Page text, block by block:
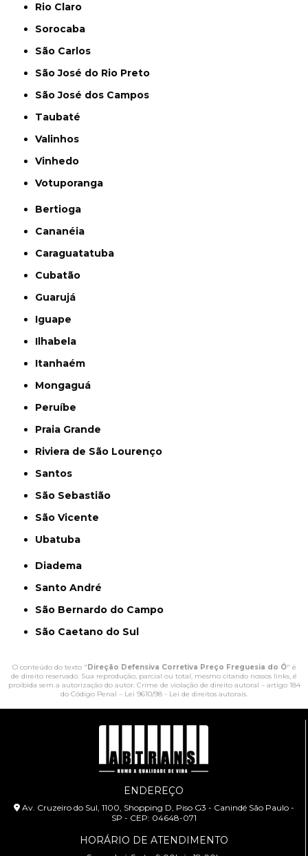
Rio Claro
Sorocaba
São Carlos
São José do Rio Preto
São José dos Campos
Taubaté
Valinhos
Vinhedo
Votuporanga
Bertioga
Cananéia
Caraguatatuba
Cubatão
Guarujá
Iguape
Ilhabela
Itanhaém
Mongaguá
Peruíbe
Praia Grande
Riviera de São Lourenço
Santos
São Sebastião
São Vicente
Ubatuba
Diadema
Santo André
São Bernardo do Campo
São Caetano do Sul
O conteúdo do texto " Direção Defensiva Corretiva Preço Freguesia do Ó" é
de direito reservado. Sua reprodução, parcial ou total, mesmo citando nossos links, é
proibida sem a autorização do autor. Crime de violação de direito autoral – artigo 184
do Código Penal – Lei 9610/98 - Lei de direitos autorais.
ENDEREÇO
Av. Cruzeiro do Sul, 1100, Shopping D, Piso G3 - Canindé São Paulo -
SP - CEP: 04648-071
HORÁRIO DE ATENDIMENTO